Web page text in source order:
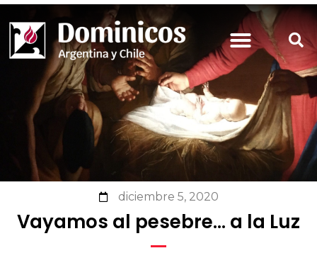
diciembre 5, 2020
Vayamos al pesebre… a la Luz